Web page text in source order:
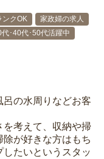
ンクOK
家政婦の求人
代･40代･50代活躍中
の水周りなどお客
を考えて、収納や掃
が好きな方はもち
たいというスタッ